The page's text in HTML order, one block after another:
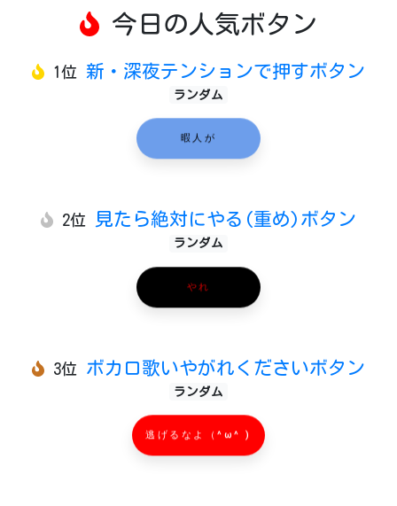
今日の人気ボタン
1位 新・深夜テンションで押すボタン
ランダム
暇人が
2位 見たら絶対にやる(重め)ボタン
ランダム
やれ
3位 ボカロ歌いやがれくださいボタン
ランダム
逃げるなよ（^ω^ )